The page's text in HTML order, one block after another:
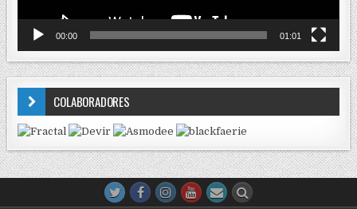
00:00 01:01
COLABORADORES